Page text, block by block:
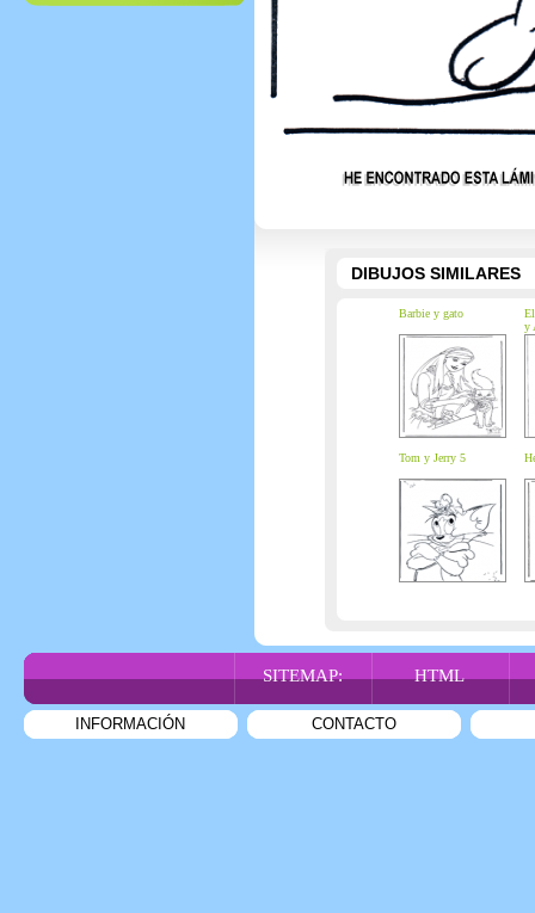
DIBUJOS SIMILARES
Barbie y gato
y
Tom y Jerry 5
SITEMAP: HTML
INFORMACIÓN CONTACTO